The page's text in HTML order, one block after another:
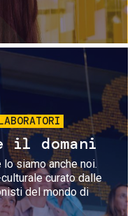
il domani
lo siamo anche noi.
curato dalle
del mondo di